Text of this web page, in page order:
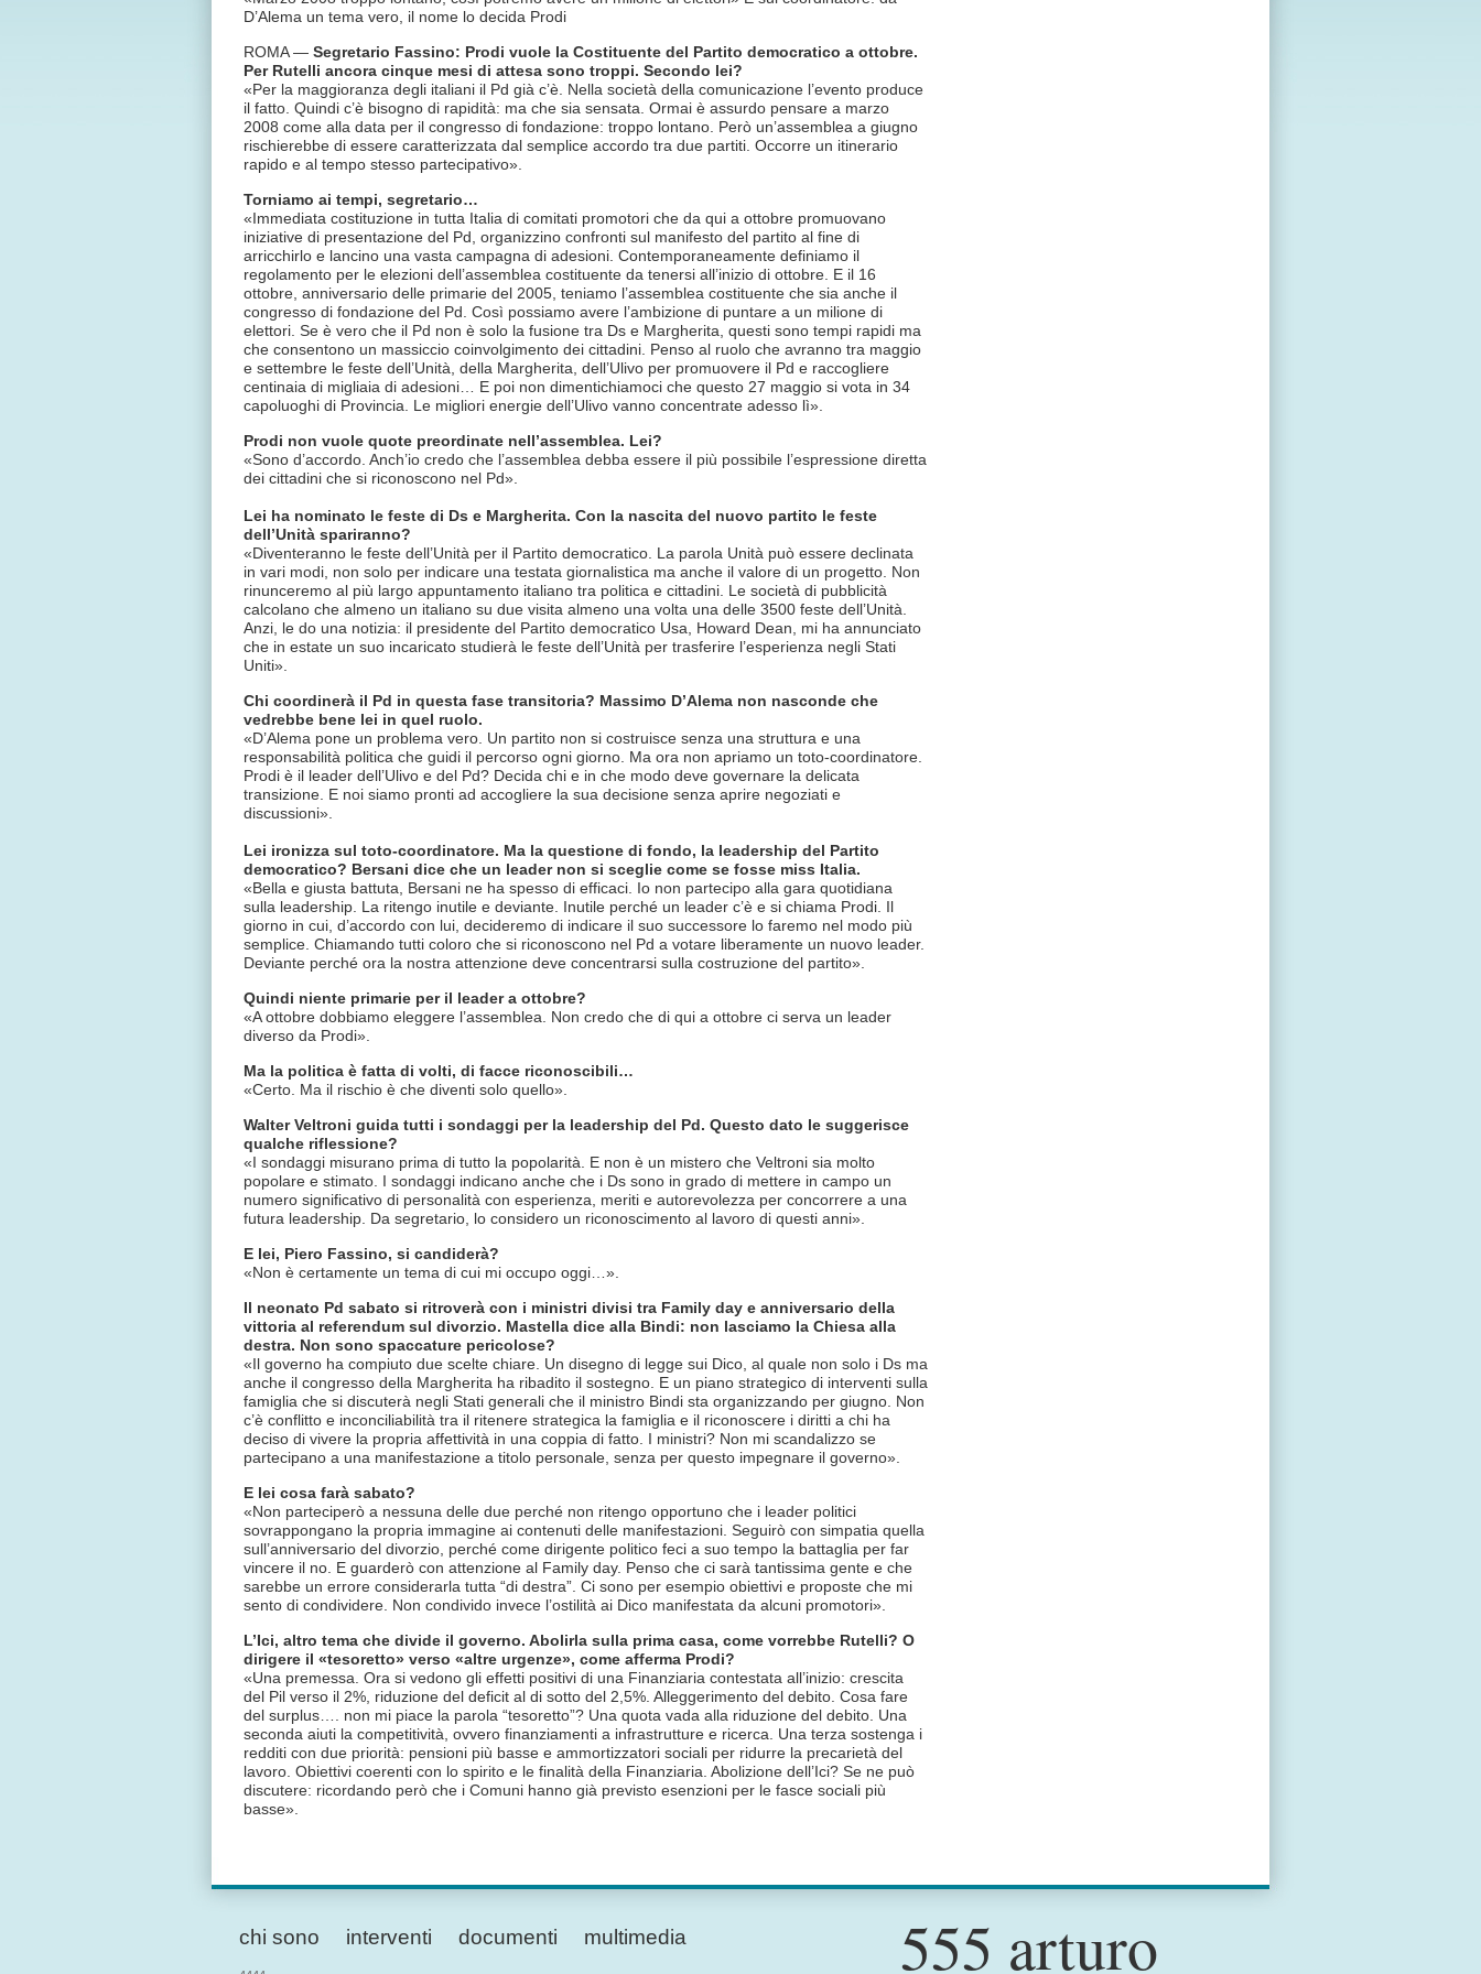
D’Alema un tema vero, il nome lo decida Prodi
ROMA — Segretario Fassino: Prodi vuole la Costituente del Partito democratico a ottobre.
Per Rutelli ancora cinque mesi di attesa sono troppi. Secondo lei?
«Per la maggioranza degli italiani il Pd già c’è. Nella società della comunicazione l’evento produce
il fatto. Quindi c’è bisogno di rapidità: ma che sia sensata. Ormai è assurdo pensare a marzo
2008 come alla data per il congresso di fondazione: troppo lontano. Però un’assemblea a giugno
rischierebbe di essere caratterizzata dal semplice accordo tra due partiti. Occorre un itinerario
rapido e al tempo stesso partecipativo».
Torniamo ai tempi, segretario…
«Immediata costituzione in tutta Italia di comitati promotori che da qui a ottobre promuovano
iniziative di presentazione del Pd, organizzino confronti sul manifesto del partito al fine di
arricchirlo e lancino una vasta campagna di adesioni. Contemporaneamente definiamo il
regolamento per le elezioni dell’assemblea costituente da tenersi all’inizio di ottobre. E il 16
ottobre, anniversario delle primarie del 2005, teniamo l’assemblea costituente che sia anche il
congresso di fondazione del Pd. Così possiamo avere l’ambizione di puntare a un milione di
elettori. Se è vero che il Pd non è solo la fusione tra Ds e Margherita, questi sono tempi rapidi ma
che consentono un massiccio coinvolgimento dei cittadini. Penso al ruolo che avranno tra maggio
e settembre le feste dell’Unità, della Margherita, dell’Ulivo per promuovere il Pd e raccogliere
centinaia di migliaia di adesioni… E poi non dimentichiamoci che questo 27 maggio si vota in 34
capoluoghi di Provincia. Le migliori energie dell’Ulivo vanno concentrate adesso lì».
Prodi non vuole quote preordinate nell’assemblea. Lei?
«Sono d’accordo. Anch’io credo che l’assemblea debba essere il più possibile l’espressione diretta
dei cittadini che si riconoscono nel Pd».
Lei ha nominato le feste di Ds e Margherita. Con la nascita del nuovo partito le feste
dell’Unità spariranno?
«Diventeranno le feste dell’Unità per il Partito democratico. La parola Unità può essere declinata
in vari modi, non solo per indicare una testata giornalistica ma anche il valore di un progetto. Non
rinunceremo al più largo appuntamento italiano tra politica e cittadini. Le società di pubblicità
calcolano che almeno un italiano su due visita almeno una volta una delle 3500 feste dell’Unità.
Anzi, le do una notizia: il presidente del Partito democratico Usa, Howard Dean, mi ha annunciato
che in estate un suo incaricato studierà le feste dell’Unità per trasferire l’esperienza negli Stati
Uniti».
Chi coordinerà il Pd in questa fase transitoria? Massimo D’Alema non nasconde che
vedrebbe bene lei in quel ruolo.
«D’Alema pone un problema vero. Un partito non si costruisce senza una struttura e una
responsabilità politica che guidi il percorso ogni giorno. Ma ora non apriamo un toto-coordinatore.
Prodi è il leader dell’Ulivo e del Pd? Decida chi e in che modo deve governare la delicata
transizione. E noi siamo pronti ad accogliere la sua decisione senza aprire negoziati e
discussioni».
Lei ironizza sul toto-coordinatore. Ma la questione di fondo, la leadership del Partito
democratico? Bersani dice che un leader non si sceglie come se fosse miss Italia.
«Bella e giusta battuta, Bersani ne ha spesso di efficaci. Io non partecipo alla gara quotidiana
sulla leadership. La ritengo inutile e deviante. Inutile perché un leader c’è e si chiama Prodi. Il
giorno in cui, d’accordo con lui, decideremo di indicare il suo successore lo faremo nel modo più
semplice. Chiamando tutti coloro che si riconoscono nel Pd a votare liberamente un nuovo leader.
Deviante perché ora la nostra attenzione deve concentrarsi sulla costruzione del partito».
Quindi niente primarie per il leader a ottobre?
«A ottobre dobbiamo eleggere l’assemblea. Non credo che di qui a ottobre ci serva un leader
diverso da Prodi».
Ma la politica è fatta di volti, di facce riconoscibili…
«Certo. Ma il rischio è che diventi solo quello».
Walter Veltroni guida tutti i sondaggi per la leadership del Pd. Questo dato le suggerisce
qualche riflessione?
«I sondaggi misurano prima di tutto la popolarità. E non è un mistero che Veltroni sia molto
popolare e stimato. I sondaggi indicano anche che i Ds sono in grado di mettere in campo un
numero significativo di personalità con esperienza, meriti e autorevolezza per concorrere a una
futura leadership. Da segretario, lo considero un riconoscimento al lavoro di questi anni».
E lei, Piero Fassino, si candiderà?
«Non è certamente un tema di cui mi occupo oggi…».
Il neonato Pd sabato si ritroverà con i ministri divisi tra Family day e anniversario della
vittoria al referendum sul divorzio. Mastella dice alla Bindi: non lasciamo la Chiesa alla
destra. Non sono spaccature pericolose?
«Il governo ha compiuto due scelte chiare. Un disegno di legge sui Dico, al quale non solo i Ds ma
anche il congresso della Margherita ha ribadito il sostegno. E un piano strategico di interventi sulla
famiglia che si discuterà negli Stati generali che il ministro Bindi sta organizzando per giugno. Non
c’è conflitto e inconciliabilità tra il ritenere strategica la famiglia e il riconoscere i diritti a chi ha
deciso di vivere la propria affettività in una coppia di fatto. I ministri? Non mi scandalizzo se
partecipano a una manifestazione a titolo personale, senza per questo impegnare il governo».
E lei cosa farà sabato?
«Non parteciperò a nessuna delle due perché non ritengo opportuno che i leader politici
sovrappongano la propria immagine ai contenuti delle manifestazioni. Seguirò con simpatia quella
sull’anniversario del divorzio, perché come dirigente politico feci a suo tempo la battaglia per far
vincere il no. E guarderò con attenzione al Family day. Penso che ci sarà tantissima gente e che
sarebbe un errore considerarla tutta “di destra”. Ci sono per esempio obiettivi e proposte che mi
sento di condividere. Non condivido invece l’ostilità ai Dico manifestata da alcuni promotori».
L’Ici, altro tema che divide il governo. Abolirla sulla prima casa, come vorrebbe Rutelli? O
dirigere il «tesoretto» verso «altre urgenze», come afferma Prodi?
«Una premessa. Ora si vedono gli effetti positivi di una Finanziaria contestata all’inizio: crescita
del Pil verso il 2%, riduzione del deficit al di sotto del 2,5%. Alleggerimento del debito. Cosa fare
del surplus…. non mi piace la parola “tesoretto”? Una quota vada alla riduzione del debito. Una
seconda aiuti la competitività, ovvero finanziamenti a infrastrutture e ricerca. Una terza sostenga i
redditi con due priorità: pensioni più basse e ammortizzatori sociali per ridurre la precarietà del
lavoro. Obiettivi coerenti con lo spirito e le finalità della Finanziaria. Abolizione dell’Ici? Se ne può
discutere: ricordando però che i Comuni hanno già previsto esenzioni per le fasce sociali più
basse».
chi sono interventi documenti multimedia
555 arturo